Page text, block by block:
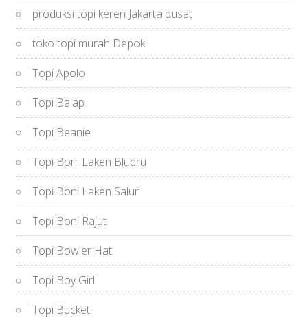
produksi topi keren Jakarta pusat
toko topi murah Depok
Topi Apolo
Topi Balap
Topi Beanie
Topi Boni Laken Bludru
Topi Boni Laken Salur
Topi Boni Rajut
Topi Bowler Hat
Topi Boy Girl
Topi Bucket